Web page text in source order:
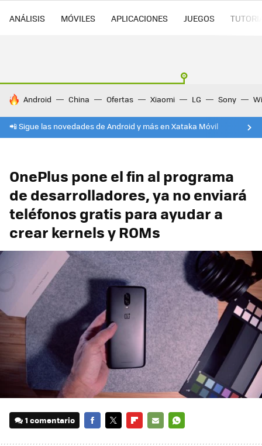
ANÁLISIS MÓVILES APLICACIONES JUEGOS
HOY SE HABLA DE
Android China Ofertas Xiaomi LG Sony
📲 Sigue las novedades de Android y más en Xataka Móvil
OnePlus pone el fin al programa
de desarrolladores, ya no enviará
teléfonos gratis para ayudar a
crear kernels y ROMs
1 comentario